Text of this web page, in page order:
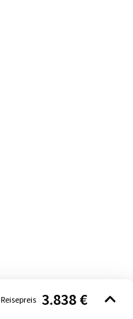
Reisepreis 3.838 €